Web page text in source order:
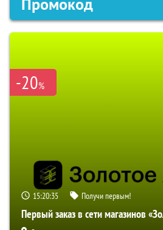
Промокод
-20%
15:20:33 Получи первым!
Первый заказ в сети магазинов